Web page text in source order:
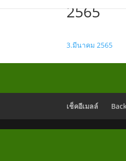
2565
3.มีนาคม 2565
เช็คอีเมลล์